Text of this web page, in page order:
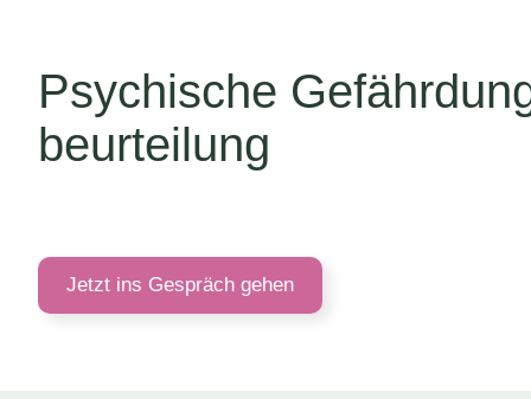
Psychische
beurteilung
Jetzt ins Gespräch gehen